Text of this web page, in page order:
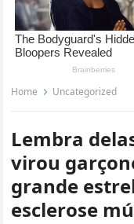
Home Uncategorized
Lembra
virou
grande
esclerose